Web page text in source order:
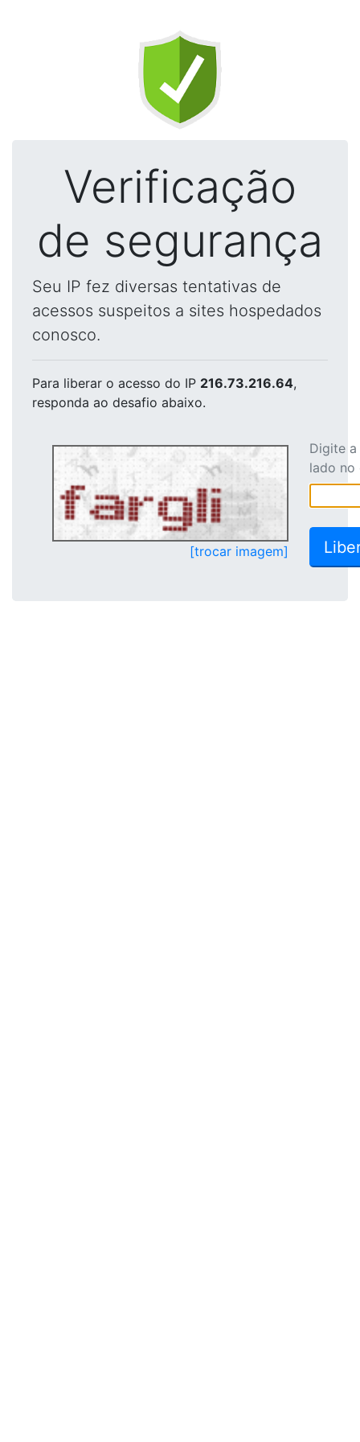
Verificação
de segurança
Seu IP fez diversas tentativas de
acessos suspeitos a sites hospedados
conosco.
Para liberar o acesso do IP 216.73.216.64,
responda ao desafio abaixo.
[trocar imagem]
Digite
lado no